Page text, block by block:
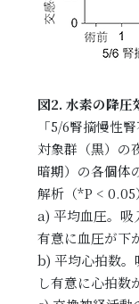
図2. 水素の降圧
「5/6腎摘慢性
対象群（黒）の
暗期）の各個体
解析（*P < 0.05
a) 平均血圧。吸
有意に血圧が下
b) 平均心拍数。
し有意に心拍数